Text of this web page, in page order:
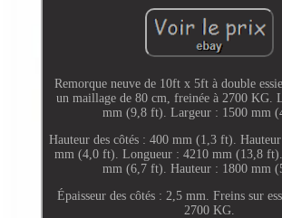
Remorque neuve de 10ft x 5ft à double
un maillage de 80 cm, freinée à 2700 KG.
mm (9,8 ft). Largeur : 1500 mm
Hauteur des côtés : 400 mm (1,3 ft).
mm (4,0 ft). Longueur : 4210 mm (13,8
mm (6,7 ft). Hauteur : 1800 mm
Épaisseur des côtés : 2,5 mm. Freins sur
2700 KG.